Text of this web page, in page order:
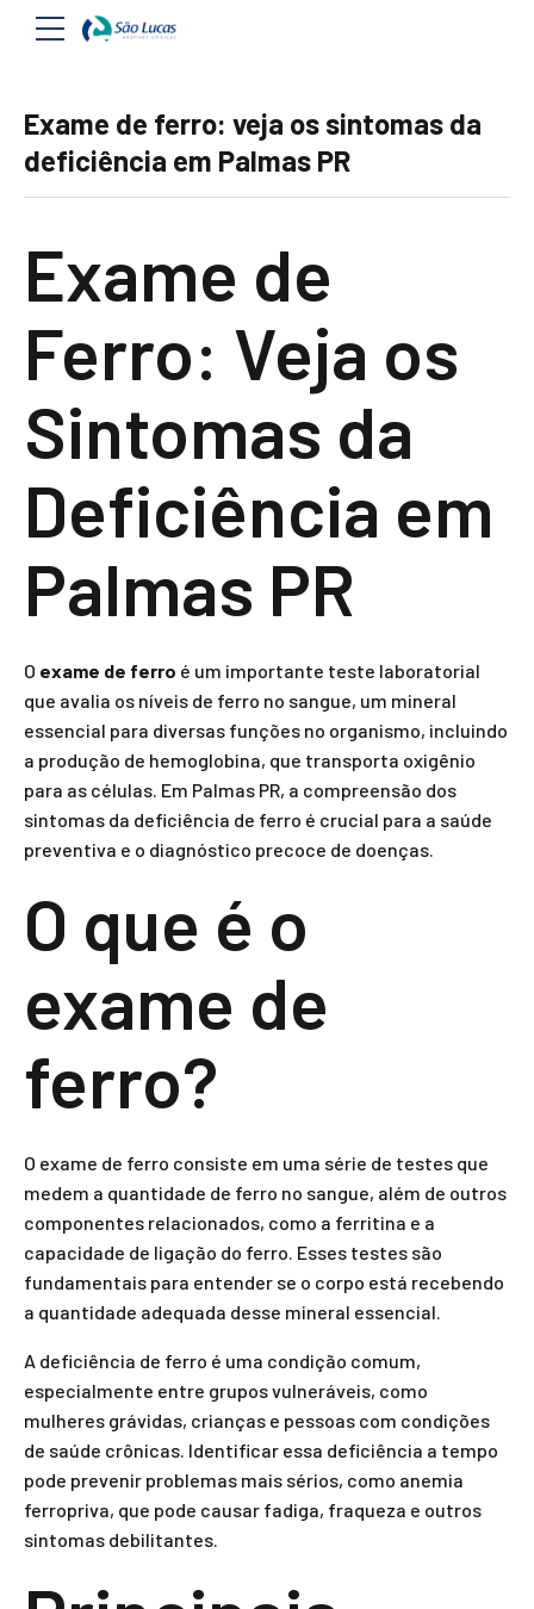
Exame de ferro: veja os sintomas da
deficiência em Palmas PR
Exame de
Ferro: Veja os
Sintomas da
Deficiência em
Palmas PR
O exame de ferro é um importante teste laboratorial
que avalia os níveis de ferro no sangue, um mineral
essencial para diversas funções no organismo, incluindo
a produção de hemoglobina, que transporta oxigênio
para as células. Em Palmas PR, a compreensão dos
sintomas da deficiência de ferro é crucial para a saúde
preventiva e o diagnóstico precoce de doenças.
O que é o
exame de
ferro?
O exame de ferro consiste em uma série de testes que
medem a quantidade de ferro no sangue, além de outros
componentes relacionados, como a ferritina e a
capacidade de ligação do ferro. Esses testes são
fundamentais para entender se o corpo está recebendo
a quantidade adequada desse mineral essencial.
A deficiência de ferro é uma condição comum,
especialmente entre grupos vulneráveis, como
mulheres grávidas, crianças e pessoas com condições
de saúde crônicas. Identificar essa deficiência a tempo
pode prevenir problemas mais sérios, como anemia
ferropriva, que pode causar fadiga, fraqueza e outros
sintomas debilitantes.